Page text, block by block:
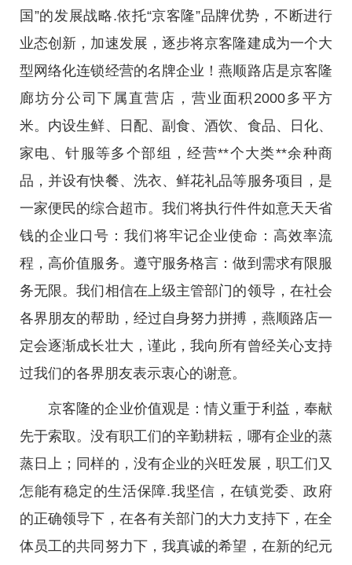
国”的发展战略.依托“京客隆”品牌优势，不断进行
业态创新，加速发展，逐步将京客隆建成为一个大
型网络化连锁经营的名牌企业！燕顺路店是京客隆
廊坊分公司下属直营店，营业面积2000多平方
米。内设生鲜、日配、副食、酒饮、食品、日化、
家电、针服等多个部组，经营**个大类**余种商
品，并设有快餐、洗衣、鲜花礼品等服务项目，是
一家便民的综合超市。我们将执行件件如意天天省
钱的企业口号：我们将牢记企业使命：高效率流
程，高价值服务。遵守服务格言：做到需求有限服
务无限。我们相信在上级主管部门的领导，在社会
各界朋友的帮助，经过自身努力拼搏，燕顺路店一
定会逐渐成长壮大，谨此，我向所有曾经关心支持
过我们的各界朋友表示衷心的谢意。
京客隆的企业价值观是：情义重于利益，奉献
先于索取。没有职工们的辛勤耕耘，哪有企业的蒸
蒸日上；同样的，没有企业的兴旺发展，职工们又
怎能有稳定的生活保障.我坚信，在镇党委、政府
的正确领导下，在各有关部门的大力支持下，在全
体员工的共同努力下，我真诚的希望，在新的纪元